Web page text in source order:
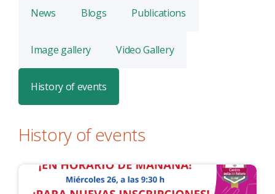
News Blogs Publications
Image gallery Video Gallery
History of events
History of events